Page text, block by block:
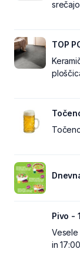
TOP
Pivo -
Vesele
in